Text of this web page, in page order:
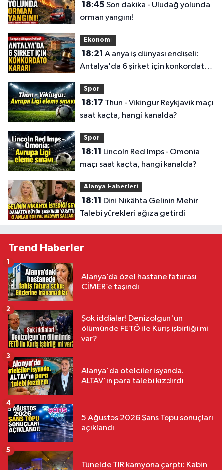
18:45
orman yangını!
Ekonomi
18:21
Antalya'da 6 şirket için konkordato
kararı
Spor
18:17
saat kaçta, hangi kanalda?
Spor
18:11
maçı saat kaçta, hangi kanalda?
Alanya Haberleri
18:11
Talebi yürekleri ağıza getirdi
Trend Haberler
Alanya’da özel hastane faturası
CİMER’e taşındı
1
Şok iddialar! Denizolgun'un
ölümünde FETÖ ile Kuriş işbirliği mi
var?
2
Alanya'da otelciler isyanda.
ALTAV'ın para talebi kızdırdı
3
5 Ağustos 2026 Şans Topu sonuçları
açıklandı
4
Tünelde TIR kamyona çarptı: Kabin
5